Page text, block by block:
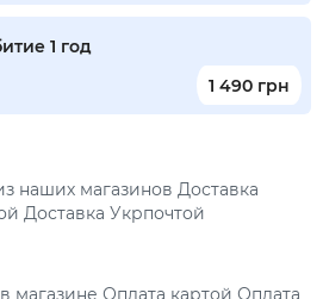
1 год
1 490 грн
наших магазинов Доставка
Доставка Укрпочтой